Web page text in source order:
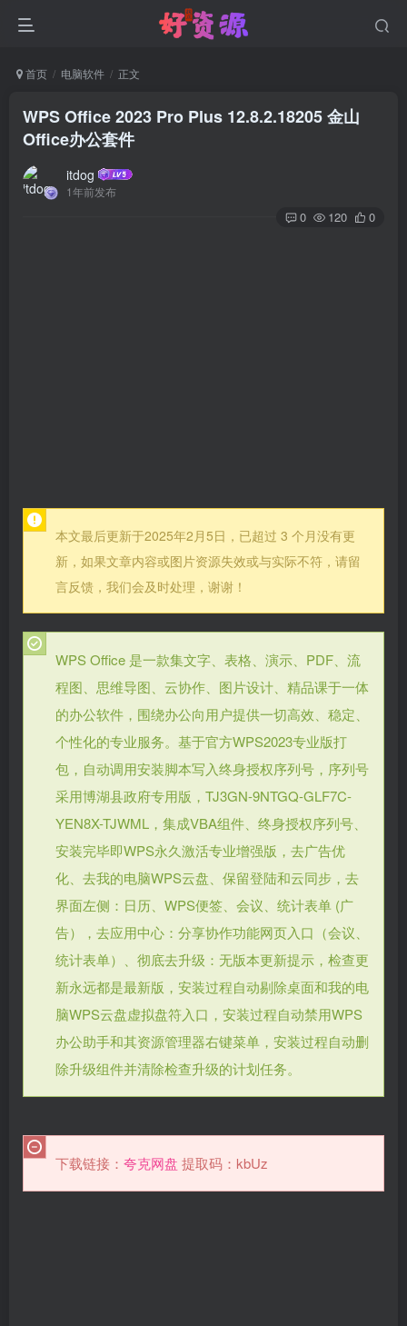
首页 电脑软件 正文
WPS Office 2023 Pro Plus 12.8.2.18205 金山
Office办公套件
itdog
1年前发布
0 120 0
本文最后更新于2025年2月5日，已超过 3 个月没有更
新，如果文章内容或图片资源失效或与实际不符，请留
言反馈，我们会及时处理，谢谢！
WPS Office 是一款集文字、表格、演示、PDF、流
程图、思维导图、云协作、图片设计、精品课于一体
的办公软件，围绕办公向用户提供一切高效、稳定、
个性化的专业服务。基于官方WPS2023专业版打
包，自动调用安装脚本写入终身授权序列号，序列号
采用博湖县政府专用版，TJ3GN-9NTGQ-GLF7C-
YEN8X-TJWML，集成VBA组件、终身授权序列号、
安装完毕即WPS永久激活专业增强版，去广告优
化、去我的电脑WPS云盘、保留登陆和云同步，去
界面左侧：日历、WPS便签、会议、统计表单 (广
告），去应用中心：分享协作功能网页入口（会议、
统计表单）、彻底去升级：无版本更新提示，检查更
新永远都是最新版，安装过程自动剔除桌面和我的电
脑WPS云盘虚拟盘符入口，安装过程自动禁用WPS
办公助手和其资源管理器右键菜单，安装过程自动删
除升级组件并清除检查升级的计划任务。
下载链接： 夸克网盘 提取码：kbUz